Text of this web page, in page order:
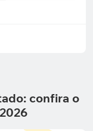
confira o